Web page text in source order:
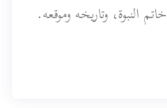
النبوة، وتاريخه وموقعه.